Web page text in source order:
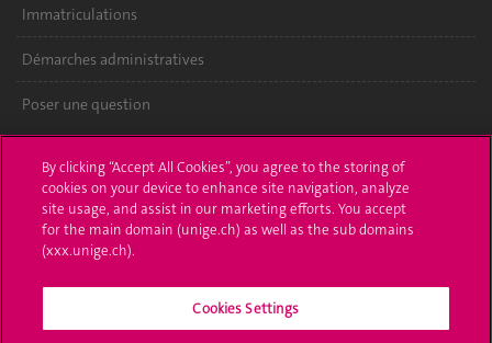
Immatriculations
Démarches administratives
Poser une question
UNIGE Mobile
Médias
Offres d'emploi
Bibliothèque
By clicking “Accept All Cookies”, you agree to the storing of
cookies on your device to enhance site navigation, analyze
site usage, and assist in our marketing efforts. You accept
for the main domain (unige.ch) as well as the sub domains
(xxx.unige.ch).
Cookies Settings